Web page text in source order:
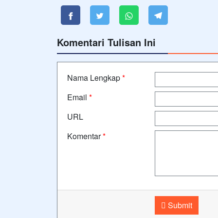
Komentari Tulisan Ini
Nama Lengkap*
Email *
URL
Komentar*
Submit